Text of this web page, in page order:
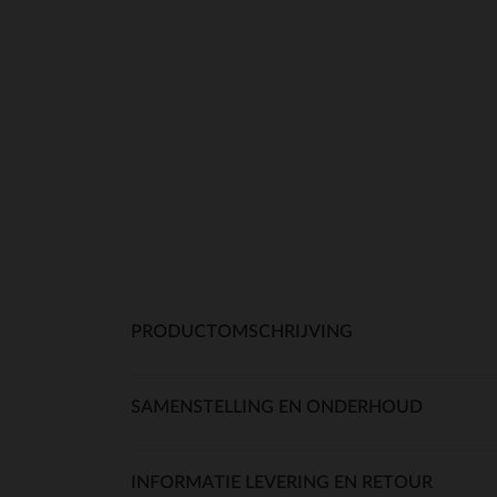
PRODUCTOMSCHRIJVING
SAMENSTELLING EN ONDERHOUD
INFORMATIE LEVERING EN RETOUR